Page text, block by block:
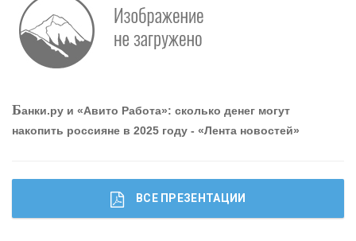
Работа мечты. Что банки делают для того, чтобы
привлечь и удержать персонал - «Интервью»
Банки.ру и «Авито Работа»: сколько денег могут
накопить россияне в 2025 году - «Лента новостей»
ВСЕ ПРЕЗЕНТАЦИИ